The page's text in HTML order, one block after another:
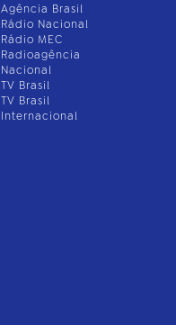
Agência Brasil
Rádio Nacional
Rádio MEC
Radioagência
Nacional
TV Brasil
TV Brasil
Internacional